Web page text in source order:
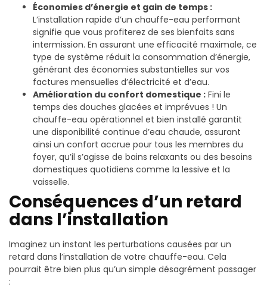
Économies d’énergie et gain de temps :
L’installation rapide d’un chauffe-eau performant
signifie que vous profiterez de ses bienfaits sans
intermission. En assurant une efficacité maximale, ce
type de système réduit la consommation d’énergie,
générant des économies substantielles sur vos
factures mensuelles d’électricité et d’eau.
Amélioration du confort domestique : Fini le
temps des douches glacées et imprévues ! Un
chauffe-eau opérationnel et bien installé garantit
une disponibilité continue d’eau chaude, assurant
ainsi un confort accrue pour tous les membres du
foyer, qu’il s’agisse de bains relaxants ou des besoins
domestiques quotidiens comme la lessive et la
vaisselle.
Conséquences d’un retard
dans l’installation
Imaginez un instant les perturbations causées par un
retard dans l’installation de votre chauffe-eau. Cela
pourrait être bien plus qu’un simple désagrément passager
: